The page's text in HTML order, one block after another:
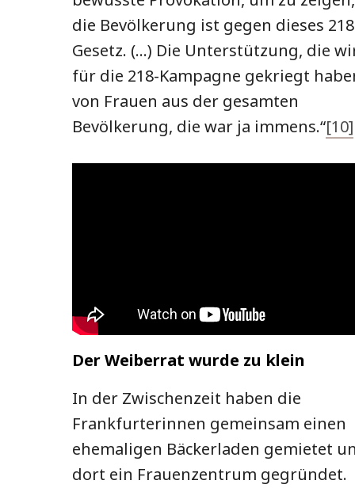
die Bevölkerung ist gegen dieses
Gesetz. (…) Die Unterstützung, die
für die 218-Kampagne gekriegt
von Frauen aus der gesamten
Bevölkerung, die war ja immens.“[10]
Der Weiberrat wurde zu klein
In der Zwischenzeit haben die
Frankfurterinnen gemeinsam einen
ehemaligen Bäckerladen gemietet
dort ein Frauenzentrum gegründet.